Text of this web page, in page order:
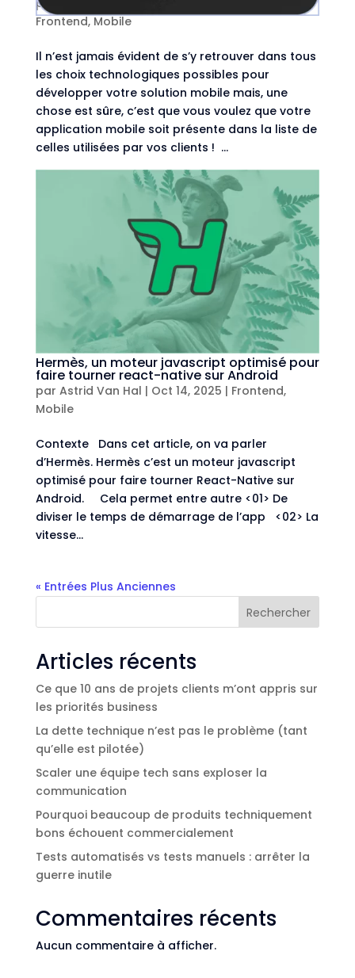
par
Frontend, Mobile
Il n’est jamais évident de s’y retrouver dans tous
les choix technologiques possibles pour
développer votre solution mobile mais, une
chose est sûre, c’est que vous voulez que votre
application mobile soit présente dans la liste de
celles utilisées par vos clients ! ...
Hermès, un moteur javascript optimisé pour
faire tourner react-native sur Android
par Astrid Van Hal | Oct 14, 2025 | Frontend,
Mobile
Contexte Dans cet article, on va parler
d’Hermès. Hermès c’est un moteur javascript
optimisé pour faire tourner React-Native sur
Android. Cela permet entre autre <01> De
diviser le temps de démarrage de l’app <02> La
vitesse...
« Entrées Plus Anciennes
Rechercher
Articles récents
Ce que 10 ans de projets clients m’ont appris sur
les priorités business
La dette technique n’est pas le problème (tant
qu’elle est pilotée)
Scaler une équipe tech sans exploser la
communication
Pourquoi beaucoup de produits techniquement
bons échouent commercialement
Tests automatisés vs tests manuels : arrêter la
guerre inutile
Commentaires récents
Aucun commentaire à afficher.